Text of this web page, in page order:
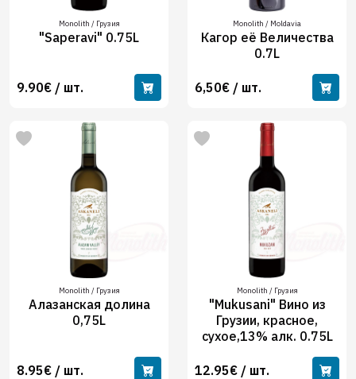
Monolith / Грузия
"Saperavi" 0.75L
9.90€ / шт.
Monolith / Moldavia
Кагор её Величества
0.7L
6,50€ / шт.
Monolith / Грузия
Алазанская долина
0,75L
8.95€ / шт.
Monolith / Грузия
"Mukusani" Вино из
Грузии, красное,
сухое,13% алк. 0.75L
12.95€ / шт.